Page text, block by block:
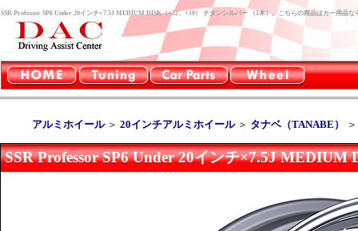
SSR Professor SP6 Under 20インチ×7.5J MEDIUM DISK（+22、+10） チタンシルバー （1本）。こちらの商品はカー用品
アルミホイール＞ 20インチアルミホイール＞ タナベ（TANABE）
SSR Professor SP6 Under 20インチ×7.5J